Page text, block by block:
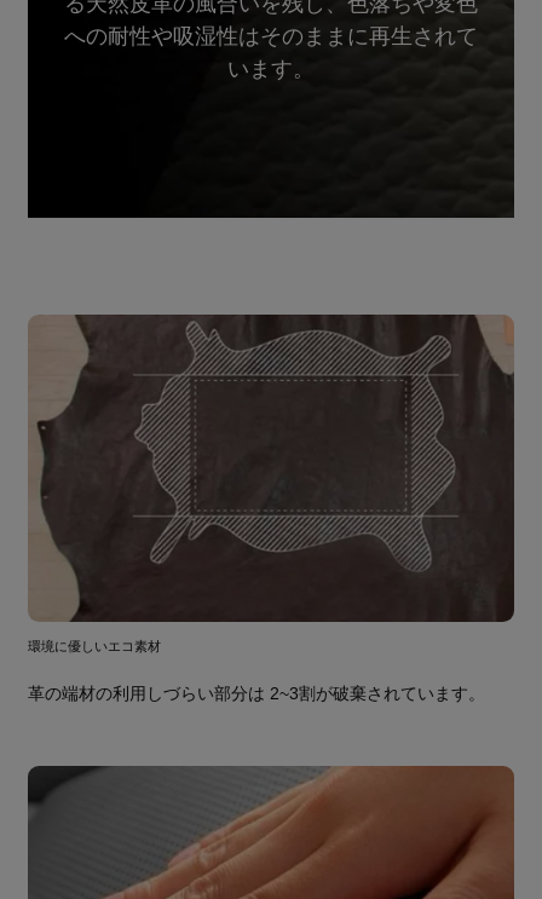
への耐性や吸湿性はそのままに再生されて
います。
環境に優しいエコ素材
革の端材の利用しづらい部分は 2~3割が破棄されています。